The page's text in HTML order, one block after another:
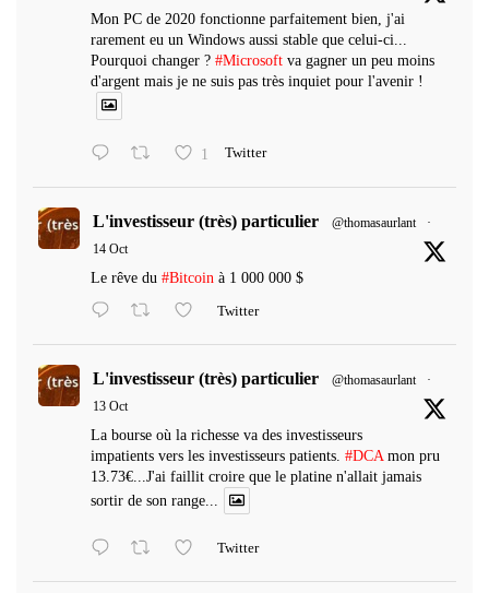
Mon PC de 2020 fonctionne parfaitement bien, j'ai
rarement eu un Windows aussi stable que celui-ci...
Pourquoi changer ? #Microsoft va gagner un peu moins
d'argent mais je ne suis pas très inquiet pour l'avenir !
1 Twitter
L'investisseur (très) particulier @thomasaurlant
·
14 Oct
Le rêve du #Bitcoin à 1 000 000 $
Twitter
L'investisseur (très) particulier @thomasaurlant
·
13 Oct
La bourse où la richesse va des investisseurs
impatients vers les investisseurs patients. #DCA mon pru
13.73€...J'ai faillit croire que le platine n'allait jamais
sortir de son range...
Twitter